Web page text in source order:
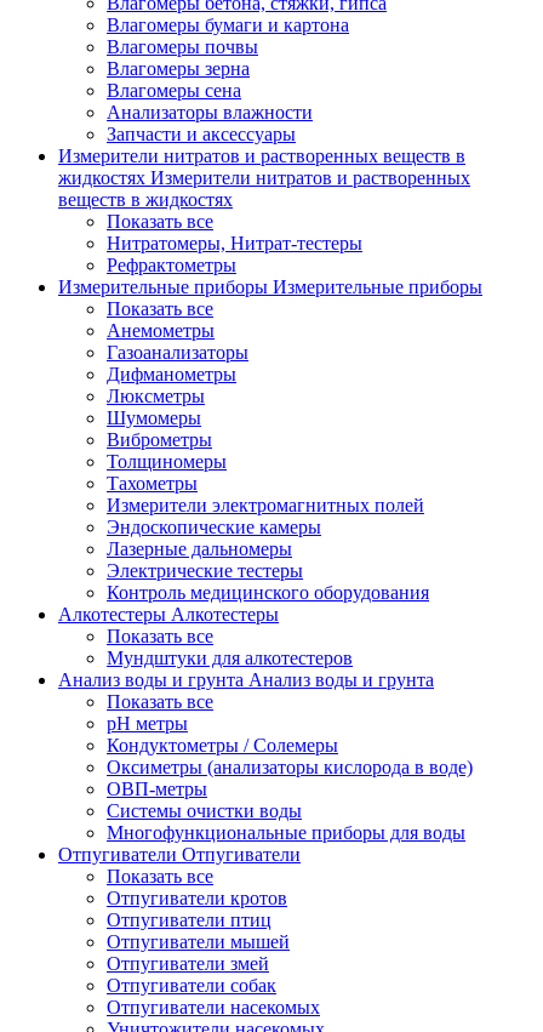
Влагомеры бумаги и картона
Влагомеры почвы
Влагомеры зерна
Влагомеры сена
Анализаторы влажности
Запчасти и аксессуары
Измерители нитратов и растворенных веществ в
жидкостях Измерители нитратов и растворенных
веществ в жидкостях
Показать все
Нитратомеры, Нитрат-тестеры
Рефрактометры
Измерительные приборы Измерительные приборы
Показать все
Анемометры
Газоанализаторы
Дифманометры
Люксметры
Шумомеры
Виброметры
Толщиномеры
Тахометры
Измерители электромагнитных полей
Эндоскопические камеры
Лазерные дальномеры
Электрические тестеры
Контроль медицинского оборудования
Алкотестеры Алкотестеры
Показать все
Мундштуки для алкотестеров
Анализ воды и грунта Анализ воды и грунта
Показать все
pH метры
Кондуктометры / Солемеры
Оксиметры (анализаторы кислорода в воде)
ОВП-метры
Системы очистки воды
Многофункциональные приборы для воды
Отпугиватели Отпугиватели
Показать все
Отпугиватели кротов
Отпугиватели птиц
Отпугиватели мышей
Отпугиватели змей
Отпугиватели собак
Отпугиватели насекомых